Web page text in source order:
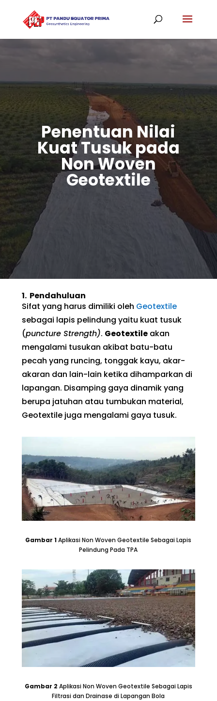
Penentuan Nilai
Kuat Tusuk pada
Non Woven
Geotextile
1. Pendahuluan
Sifat yang harus dimiliki oleh Geotextile
sebagai lapis pelindung yaitu kuat tusuk
(puncture Strength). Geotextileakan
mengalami tusukan akibat batu-batu
pecah yang runcing, tonggak kayu, akar-
akaran dan lain-lain ketika dihamparkan di
lapangan. Disamping gaya dinamik yang
berupa jatuhan atau tumbukan material,
Geotextile juga mengalami gaya tusuk.
Gambar1Aplikasi Non Woven Geotextile Sebagai Lapis
Pelindung Pada TPA
Gambar 2 Aplikasi Non Woven Geotextile Sebagai Lapis
Filtrasi dan Drainase di Lapangan Bola